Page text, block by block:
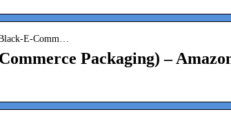
E-Comm…
Packaging) –